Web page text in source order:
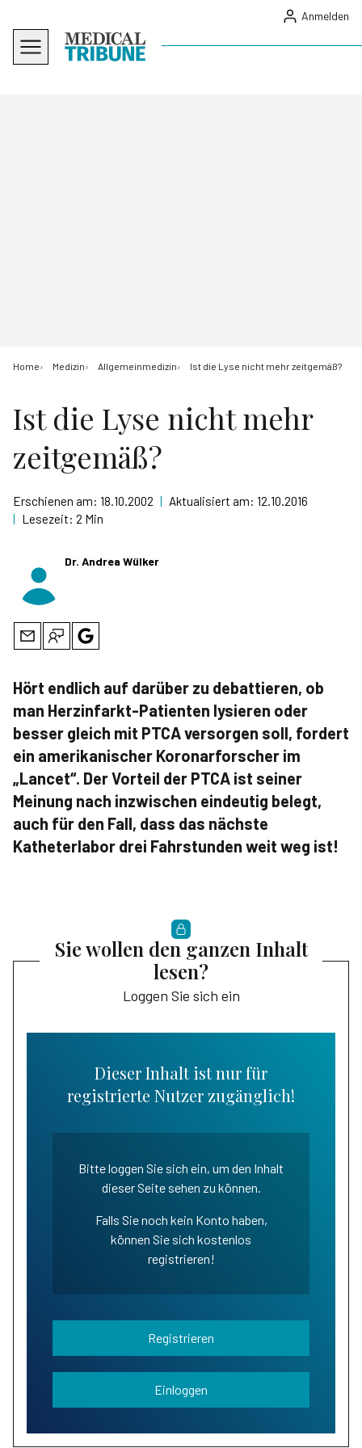
Anmelden
Home Medizin Allgemeinmedizin Ist die Lyse nicht mehr zeitgemäß?
Ist die Lyse nicht mehr
zeitgemäß?
Erschienen am: 18.10.2002 | Aktualisiert am: 12.10.2016
| Lesezeit: 2 Min
Dr. Andrea Wülker
Hört endlich auf darüber zu debattieren, ob
man Herzinfarkt-Patienten lysieren oder
besser gleich mit PTCA versorgen soll, fordert
ein amerikanischer Koronarforscher im
„Lancet“. Der Vorteil der PTCA ist seiner
Meinung nach inzwischen eindeutig belegt,
auch für den Fall, dass das nächste
Katheterlabor drei Fahrstunden weit weg ist!
Sie wollen den ganzen Inhalt
lesen?
Loggen Sie sich ein
Dieser Inhalt ist nur für
registrierte Nutzer zugänglich!
Bitte loggen Sie sich ein, um den Inhalt
dieser Seite sehen zu können.
Falls Sie noch kein Konto haben,
können Sie sich kostenlos
registrieren!
Registrieren
Einloggen